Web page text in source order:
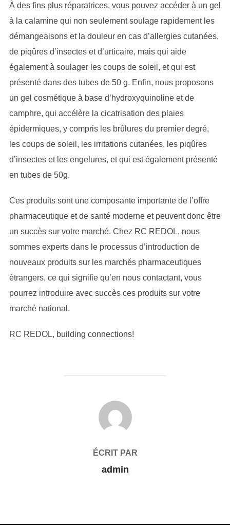
À des fins plus réparatrices, vous pouvez accéder à un gel
à la calamine qui non seulement soulage rapidement les
démangeaisons et la douleur en cas d’allergies cutanées,
de piqûres d’insectes et d’urticaire, mais qui aide
également à soulager les coups de soleil, et qui est
présenté dans des tubes de 50 g. Enfin, nous proposons
un gel cosmétique à base d’hydroxyquinoline et de
camphre, qui accélère la cicatrisation des plaies
épidermiques, y compris les brûlures du premier degré,
les coups de soleil, les irritations cutanées, les piqûres
d’insectes et les engelures, et qui est également présenté
en tubes de 50g.
Ces produits sont une composante importante de l’offre
pharmaceutique et de santé moderne et peuvent donc être
un succès sur votre marché. Chez RC REDOL, nous
sommes experts dans le processus d’introduction de
nouveaux produits sur les marchés pharmaceutiques
étrangers, ce qui signifie qu’en nous contactant, vous
pourrez introduire avec succès ces produits sur votre
marché national.
RC REDOL, building connections!
AUTEUR DE LA PUBLICATION
ÉCRIT PAR
admin